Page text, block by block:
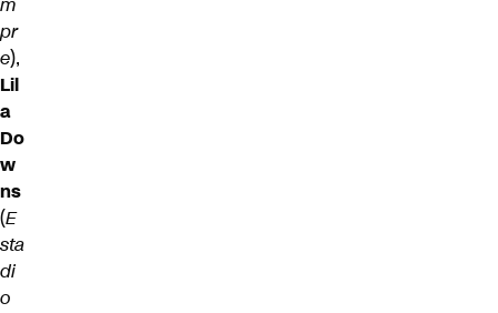
m
pr
e),
Lil
a
Do
w
ns
(E
sta
di
o